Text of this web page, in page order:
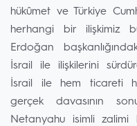
hükûmet ve Türkiye
herhangi bir ilişkimiz
Erdoğan
İsrail ile ilişkilerini
İsrail ile hem ticareti
gerçek davasının
Netanyahu isimli zalimi